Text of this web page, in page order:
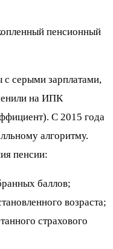
пенсионный
с серыми зарплатами,
на ИПК
С 2015 года
алгоритму.
пенсии:
баллов;
возраста;
страхового